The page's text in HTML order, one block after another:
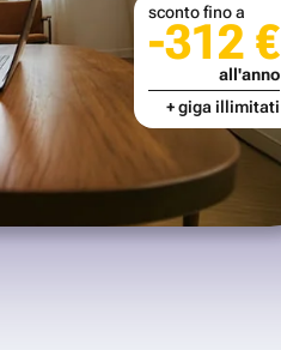
sconto fino a
-312 €
all'anno
+ giga illimitati